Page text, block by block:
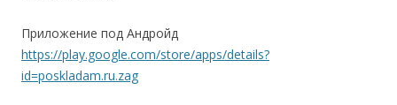
Приложение под Андройд
https://play.google.com/store/apps/details?
id=poskladam.ru.zag